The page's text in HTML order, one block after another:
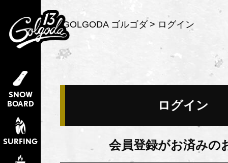
SNOW
BOARD
SURFING
GOLGODA ゴルゴダ ログイン
ログイン
会員登録がお済みの